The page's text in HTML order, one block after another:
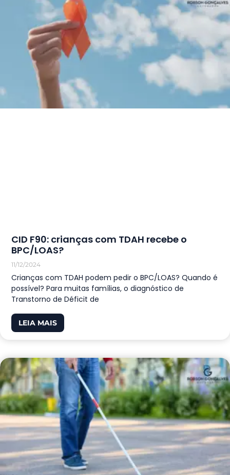
CID F90: crianças com TDAH recebe o
BPC/LOAS?
11/12/2024
Crianças com TDAH podem pedir o BPC/LOAS? Quando é
possível? Para muitas famílias, o diagnóstico de
Transtorno de Déficit de
LEIA MAIS